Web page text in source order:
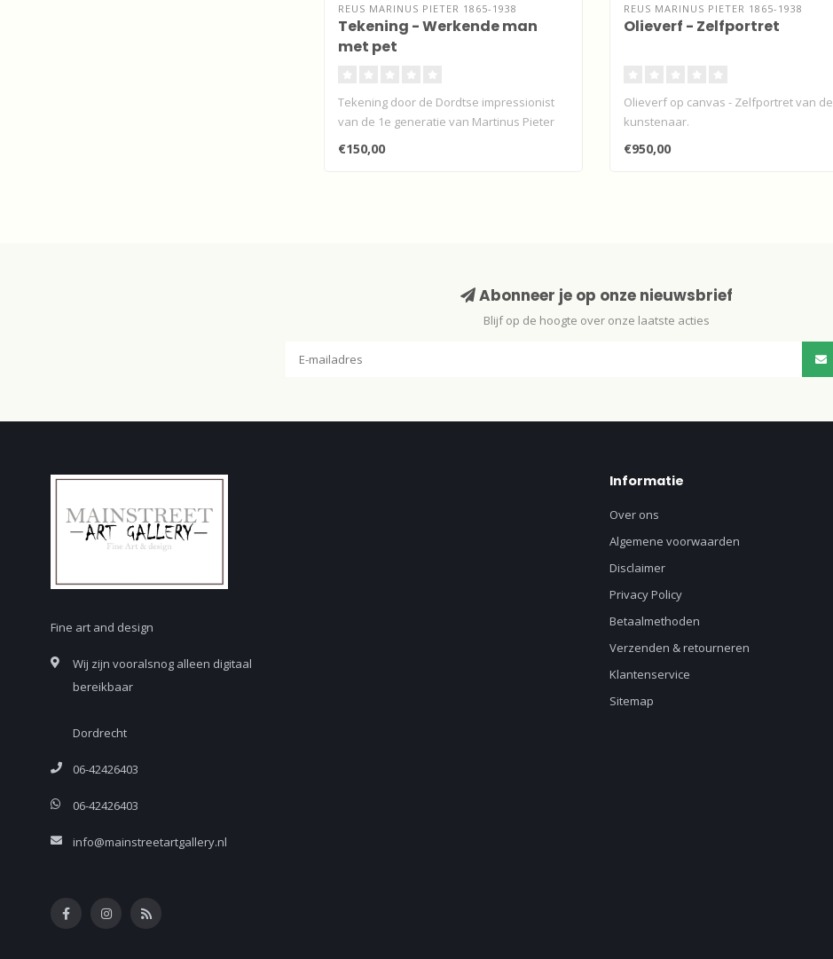
REUS MARINUS PIETER 1865-1938
Tekening - Werkende man
met pet
Tekening door de Dordtse impressionist
van de 1e generatie van Martinus Pieter
R..
€150,00
REUS MARINUS PIETER 1865-1938
Olieverf - Zelfportret
Olieverf op canvas - Zelfportret van de
kunstenaar.
€950,00
Abonneer je op onze nieuwsbrief
Blijf op de hoogte over onze laatste acties
Fine art and design
Wij zijn vooralsnog alleen digitaal
bereikbaar
Dordrecht
06-42426403
06-42426403
info@mainstreetartgallery.nl
Informatie
Over ons
Algemene voorwaarden
Disclaimer
Privacy Policy
Betaalmethoden
Verzenden & retourneren
Klantenservice
Sitemap